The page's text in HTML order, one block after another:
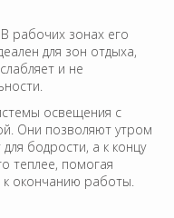
В рабочих зонах его
для зон отдыха,
и не
освещения с
Они позволяют утром
бодрости, а к концу
теплее, помогая
к окончанию работы.